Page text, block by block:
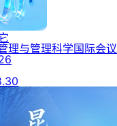
理与管理科学国际会议